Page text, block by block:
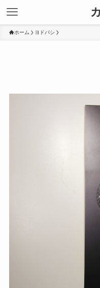
ホーム ヨドバシ